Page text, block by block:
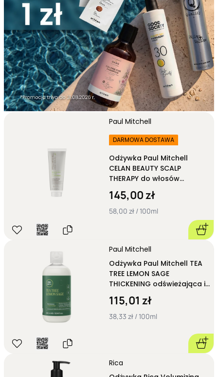
Paul Mitchell
DARMOWA DOSTAWA
Odżywka Paul Mitchell
CELAN BEAUTY SCALP
THERAPY do włosów
przetłuszczających się
250ml
145,00 zł
58,00 zł / 100ml
Paul Mitchell
Odżywka Paul Mitchell TEA
TREE LEMON SAGE
THICKENING odświeżająca i
zwiększająca objętość
300ml
115,01 zł
38,33 zł / 100ml
Rica